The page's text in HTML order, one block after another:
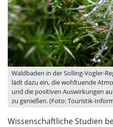
Waldbaden in der Solling-Vogler-
lädt dazu ein, die wohltuende
und die positiven Auswirkungen
zu genießen. (Foto: Touristik-
Wissenschaftliche Studien